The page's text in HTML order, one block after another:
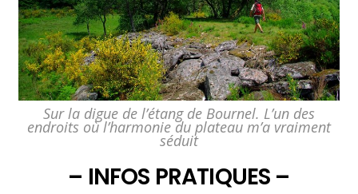
Sur la digue de l’étang de Bournel. L’un des
endroits où l’harmonie du plateau m’a vraiment
séduit
– INFOS PRATIQUES –